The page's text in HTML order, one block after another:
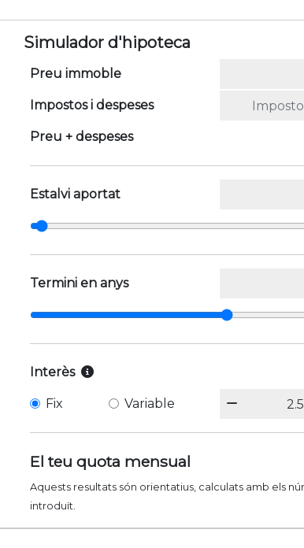
Simulador d'hipoteca
Preu immoble
Impostos i despeses
Preu + despeses
Estalvi aportat
Termini en anys
Interès
Fix Variable
El teu quota mensual
Aquests resultats són orientatius, calculats amb els
introduït.